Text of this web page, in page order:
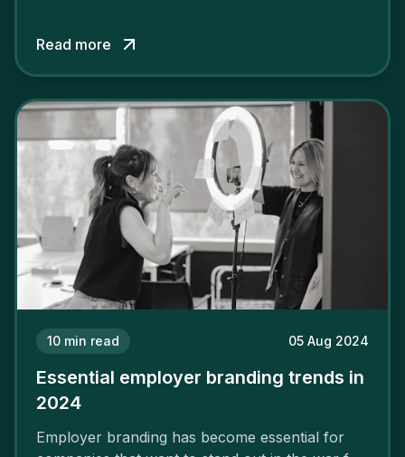
solid and positive employer brand are clear, you
cannot simply wave a magic wand for it to be
Read more
10 min read 05 Aug 2024
Essential employer branding trends in
2024
Employer branding has become essential for